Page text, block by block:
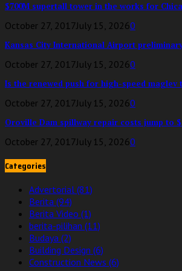
$700M supertall tower in the works for
October 27, 2017July 15, 20260
Kansas City International Airport
October 27, 2017July 15, 20260
Is the renewed push for high-speed maglev
October 27, 2017July 15, 20260
Oroville Dam spillway repair costs jump to
October 27, 2017July 15, 20260
Categories
Advertorial (81)
Berita (94)
Berita Video (1)
berita-pilihan (11)
Budaya (2)
Building Design (6)
Construction News (6)